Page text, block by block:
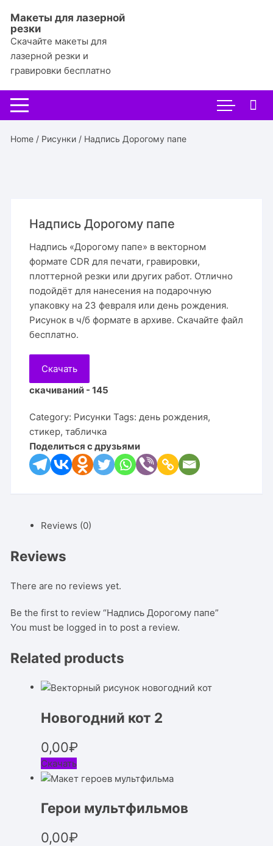
содержимому
Макеты для лазерной
резки
Скачайте макеты для
лазерной резки и
гравировки бесплатно
Home / Рисунки / Надпись Дорогому папе
Надпись Дорогому папе
Надпись «Дорогому папе» в векторном
формате CDR для печати, гравировки,
плоттерной резки или других работ. Отлично
подойдёт для нанесения на подарочную
упаковку на 23 февраля или день рождения.
Рисунок в ч/б формате в архиве. Скачайте файл
бесплатно.
Скачать
скачиваний - 145
Category: Рисунки Tags:день рождения,
стикер,табличка
Поделиться с друзьями
Reviews (0)
Reviews
There are no reviews yet.
Be the first to review “Надпись Дорогому папе”
You must be logged in to post a review.
Related products
Новогодний кот 2
0,00₽
Скачать
Герои мультфильмов
0,00₽